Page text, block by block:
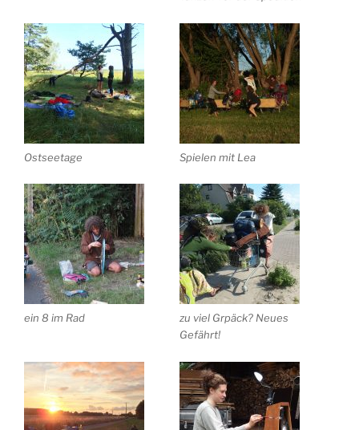
Ostseetage Spielen mit Lea
ein 8 im Rad
zu viel Grpäck? Neues
Gefährt!